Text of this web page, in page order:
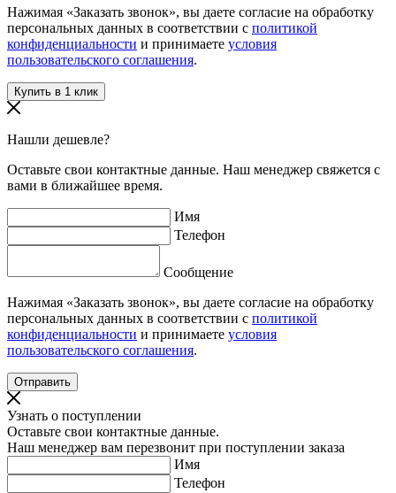
Нажимая «Заказать звонок», вы даете согласие на обработку
персональных данных в соответствии с политикой
конфиденциальности и принимаете условия
пользовательского соглашения.
Нашли дешевле?
Оставьте свои контактные данные. Наш менеджер свяжется с
вами в ближайшее время.
Имя
Телефон
Сообщение
Нажимая «Заказать звонок», вы даете согласие на обработку
персональных данных в соответствии с политикой
конфиденциальности и принимаете условия
пользовательского соглашения.
Узнать о поступлении
Оставьте свои контактные данные.
Наш менеджер вам перезвонит при поступлении заказа
Имя
Телефон